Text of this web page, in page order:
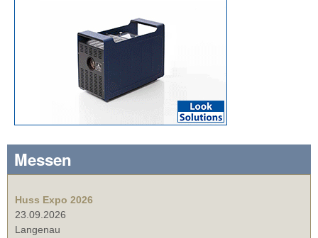
Messen
Huss Expo 2026
23.09.2026
Langenau